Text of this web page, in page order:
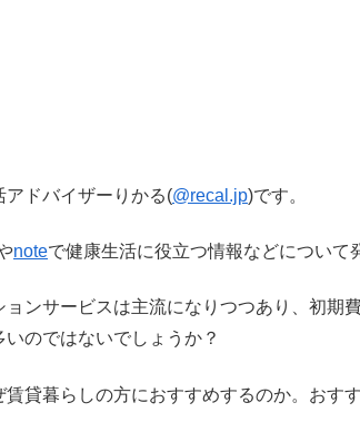
アドバイザーりかる(@recal.jp)です。
noteで健康生活に役立つ情報などについて
ンサービスは主流になりつつあり、初期
のではないでしょうか？
貸暮らしの方におすすめするのか。おす